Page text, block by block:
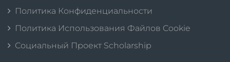
Политика Конфиденциальности
Политика Использования Файлов Cookie
Социальный Проект Scholarship